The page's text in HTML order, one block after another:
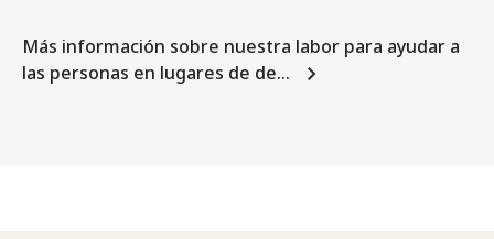
Más información sobre nuestra labor para ayudar a
las personas en lugares de de…